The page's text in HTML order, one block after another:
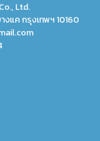
Ltd.
แค กรุงเทพฯ 10160